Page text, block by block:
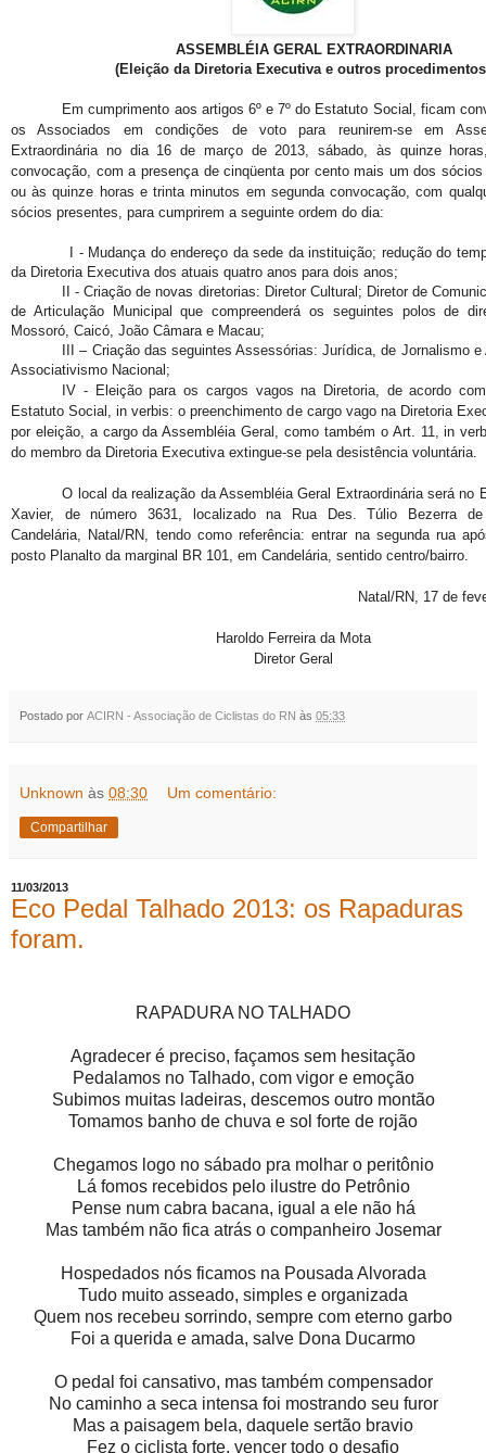
ASSEMBLÉIA GERAL EXTRAORDINARIA
(Eleição da Diretoria Executiva e outros
Em cumprimento aos artigos 6º e 7º do Estatuto Social, ficam
os Associados em condições de voto para reunirem-se em
Extraordinária no dia 16 de março de 2013, sábado, às quinze
convocação, com a presença de cinqüenta por cento mais um dos
ou às quinze horas e trinta minutos em segunda convocação, com
sócios presentes, para cumprirem a seguinte ordem do dia:
I - Mudança do endereço da sede da instituição; redução do
da Diretoria Executiva dos atuais quatro anos para dois anos;
II -Criação de novas diretorias: Diretor Cultural; Diretor de
de Articulação Municipal que compreenderá os seguintes polos de
Mossoró, Caicó, João Câmara e Macau;
III – Criação das seguintes Assessórias: Jurídica, de Jornalismo
Associativismo Nacional;
IV - Eleição para os cargos vagos na Diretoria, de acordo
Estatuto Social, in verbis: o preenchimento de cargo vago na Diretoria
por eleição, a cargo da Assembléia Geral, como também o Art. 11, in
do membro da Diretoria Executiva extingue-se pela desistência voluntária.
O local da realização da Assembléia Geral Extraordinária será no
Xavier, de número 3631, localizado na
Rua Des. Túlio Bezerra
Candelária, Natal/RN, tendo como referência: entrar na segunda rua
posto Planalto da marginal BR 101, em Candelária, sentido centro/bairro.
Natal/RN, 17 de
Haroldo Ferreira da Mota
Diretor Geral
Postado por ACIRN - Associação de Ciclistas do RN às 05:33
Unknown às 08:30 Um comentário:
Compartilhar
11/03/2013
Eco Pedal Talhado 2013: os Rapaduras
foram.
RAPADURA NO TALHADO
Agradecer é preciso, façamos sem hesitação
Pedalamos no Talhado, com vigor e emoção
Subimos muitas ladeiras, descemos outro montão
Tomamos banho de chuva e sol forte de rojão
Chegamos logo no sábado pra molhar o peritônio
Lá fomos recebidos pelo ilustre do Petrônio
Pense num cabra bacana, igual a ele não há
Mas também não fica atrás o companheiro Josemar
Hospedados nós ficamos na Pousada Alvorada
Tudo muito asseado, simples e organizada
Quem nos recebeu sorrindo, sempre com eterno garbo
Foi a querida e amada, salve Dona Ducarmo
O pedal foi cansativo, mas também compensador
No caminho a seca intensa foi mostrando seu furor
Mas a paisagem bela, daquele sertão bravio
Fez o ciclista forte, vencer todo o desafio